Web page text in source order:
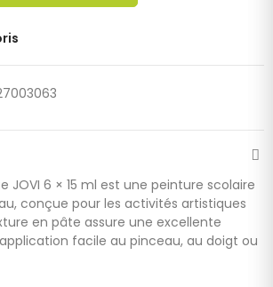
JOVI 6 × 15 ml est une peinture scolaire
conçue pour les activités artistiques
en pâte assure une excellente
facile au pinceau, au doigt ou